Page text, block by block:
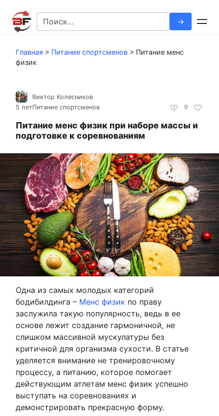
контенту
Search
for:
Главная > Питание спортсменов > Питание менс
физик
0
Виктор Колесников
5 летПитание спортсменов
Питание менс физик при наборе массы и
подготовке к соревнованиям
Одна из самых молодых категорий
бодибилдинга – Менс физик по праву
заслужила такую популярность, ведь в ее
основе лежит создание гармоничной, не
слишком массивной мускулатуры без
критичной для организма сухости. В статье
уделяется внимание не тренировочному
процессу, а питанию, которое помогает
действующим атлетам менс физик успешно
выступать на соревнованиях и
демонстрировать прекрасную форму.